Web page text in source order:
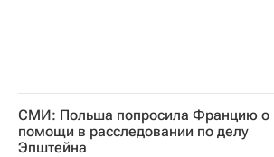
СМИ: Польша попросила Францию о
помощи в расследовании по делу
Эпштейна